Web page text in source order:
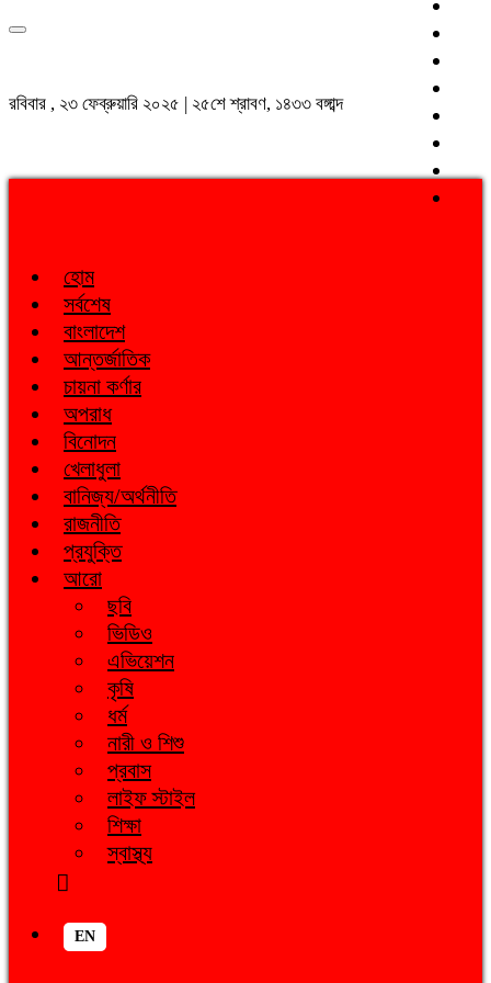
রবিবার , ২৩ ফেব্রুয়ারি ২০২৫ | ২৫শে শ্রাবণ, ১৪৩৩ বঙ্গাব্দ
হোম
সর্বশেষ
বাংলাদেশ
আন্তর্জাতিক
চায়না কর্ণার
অপরাধ
বিনোদন
খেলাধুলা
বানিজ্য/অর্থনীতি
রাজনীতি
প্রযুক্তি
আরো
ছবি
ভিডিও
এভিয়েশন
কৃষি
ধর্ম
নারী ও শিশু
প্রবাস
লাইফ স্টাইল
শিক্ষা
স্বাস্থ্য
EN